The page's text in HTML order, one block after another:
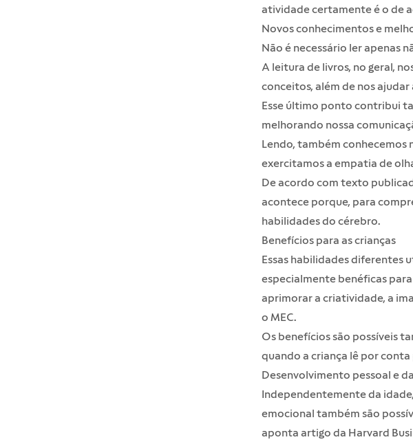
atividade certamente é o de
Novos conhecimentos e
Não é necessário ler apenas
A leitura de livros, no geral,
conceitos, além de nos ajudar
Esse último ponto contribui
melhorando nossa
Lendo, também conhecemos
exercitamos a empatia de
De acordo com texto
acontece porque, para
habilidades do cérebro.
Benefícios para as crianças
Essas habilidades diferentes
especialmente benéficas
aprimorar a criatividade, a
oMEC.
Os benefícios são possíveis
quando a criança lê por
Desenvolvimento pessoal e
Independentemente da
emocional também são
aponta artigo da Harvard